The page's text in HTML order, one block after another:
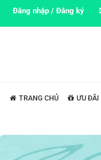
Đăng nhập / Đăng ký
TRANG CHỦ ƯU ĐÃI